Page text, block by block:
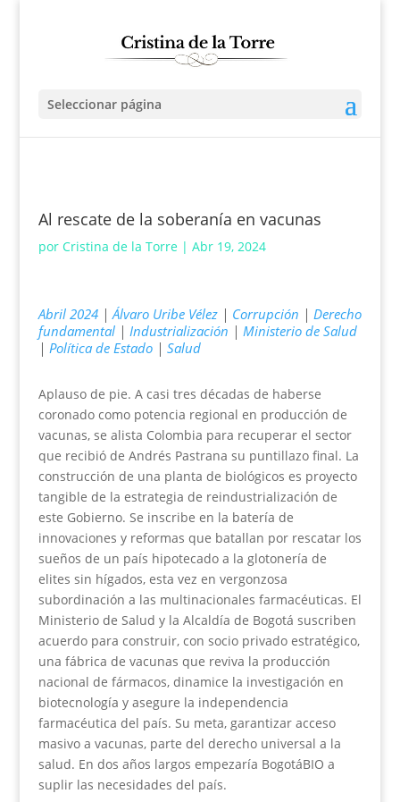
Seleccionar página
Al rescate de la soberanía en vacunas
por Cristina de la Torre| Abr 19, 2024
Abril 2024|Álvaro Uribe Vélez| Corrupción | Derecho
fundamental| Industrialización | Ministerio de Salud
| Política de Estado| Salud
Aplauso de pie. A casi tres décadas de haberse
coronado como potencia regional en producción de
vacunas, se alista Colombia para recuperar el sector
que recibió de Andrés Pastrana su puntillazo final. La
construcción de una planta de biológicos es proyecto
tangible de la estrategia de reindustrialización de
este Gobierno. Se inscribe en la batería de
innovaciones y reformas que batallan por rescatar los
sueños de un país hipotecado a la glotonería de
elites sin hígados, esta vez en vergonzosa
subordinación a las multinacionales farmacéuticas. El
Ministerio de Salud y la Alcaldía de Bogotá suscriben
acuerdo para construir, con socio privado estratégico,
una fábrica de vacunas que reviva la producción
nacional de fármacos, dinamice la investigación en
biotecnología y asegure la independencia
farmacéutica del país. Su meta, garantizar acceso
masivo a vacunas, parte del derecho universal a la
salud. En dos años largos empezaría BogotáBIO a
suplir las necesidades del país.